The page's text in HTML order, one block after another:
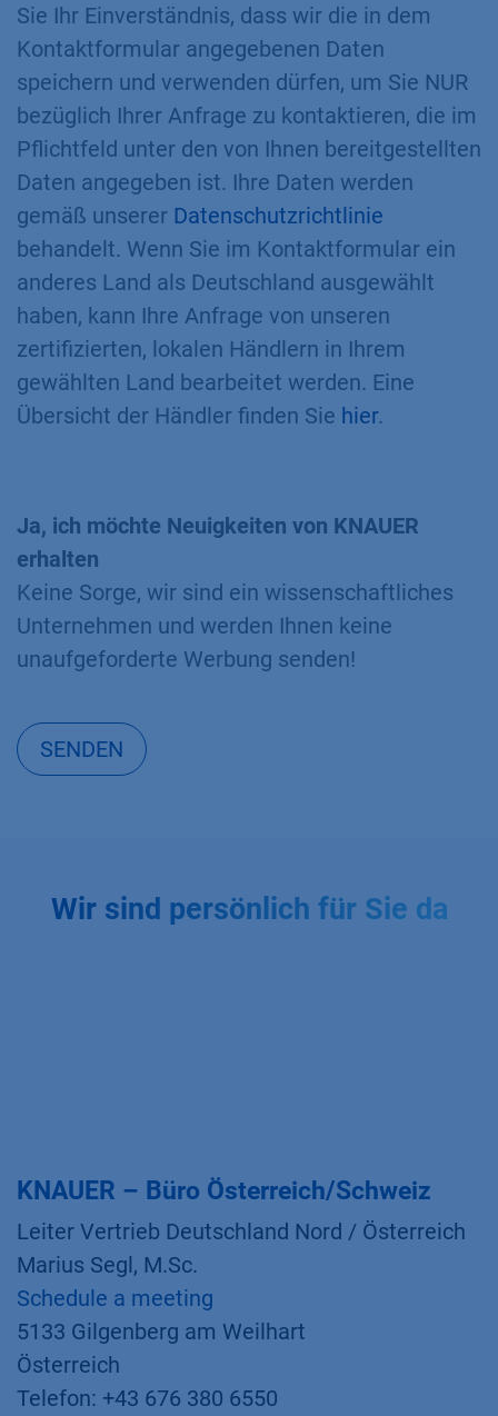
Sie Ihr Einverständnis, dass wir die in dem
Kontaktformular angegebenen Daten
speichern und verwenden dürfen, um Sie NUR
bezüglich Ihrer Anfrage zu kontaktieren, die im
Pflichtfeld unter den von Ihnen bereitgestellten
Daten angegeben ist. Ihre Daten werden
gemäß unserer Datenschutzrichtlinie
behandelt. Wenn Sie im Kontaktformular ein
anderes Land als Deutschland ausgewählt
haben, kann Ihre Anfrage von unseren
zertifizierten, lokalen Händlern in Ihrem
gewählten Land bearbeitet werden. Eine
Übersicht der Händler finden Sie hier.
Ja, ich möchte Neuigkeiten von KNAUER
erhalten
Keine Sorge, wir sind ein wissenschaftliches
Unternehmen und werden Ihnen keine
unaufgeforderte Werbung senden!
SENDEN
Wir sind persönlich für Sie da
KNAUER – Büro Österreich/Schweiz
Leiter Vertrieb Deutschland Nord / Österreich
Marius Segl, M.Sc.
Schedule a meeting
5133 Gilgenberg am Weilhart
Österreich
Telefon: +43 676 380 6550